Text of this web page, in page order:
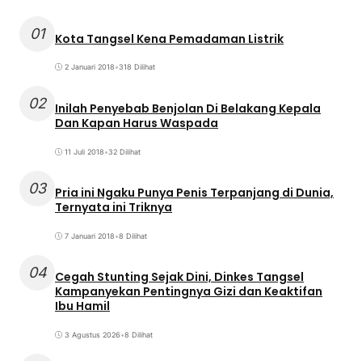
01 Kota Tangsel Kena Pemadaman Listrik
2 Januari 2018•318 Dilihat
02 Inilah Penyebab Benjolan Di Belakang Kepala
Dan Kapan Harus Waspada
11 Juli 2018•32 Dilihat
03 Pria ini Ngaku Punya Penis Terpanjang di Dunia,
Ternyata ini Triknya
7 Januari 2018•8 Dilihat
04 Cegah Stunting Sejak Dini, Dinkes Tangsel
Kampanyekan Pentingnya Gizi dan Keaktifan
Ibu Hamil
3 Agustus 2026•8 Dilihat